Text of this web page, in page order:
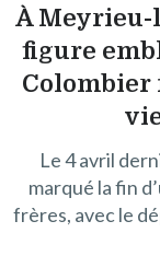
À Meyrieu-
figure
Colombier
Le 4 avril
marqué la fin
frères, avec le